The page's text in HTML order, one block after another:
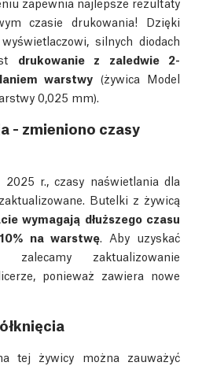
czasie drukowania! Dzięki
silnych diodach
drukowanie z zaledwie 2-
warstwy (żywica Model
0,025 mm).
- zmieniono czasy
2025 r., czasy naświetlania dla
Butelki z żywicą
wymagają dłuższego czasu
na warstwę . Aby uzyskać
zalecamy zaktualizowanie
ponieważ zawiera nowe
tej żywicy można zauważyć